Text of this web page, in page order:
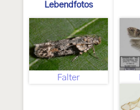
Lebendfotos
Falter